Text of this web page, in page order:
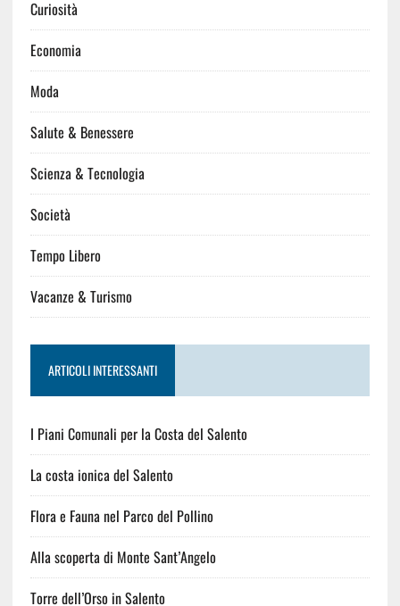
Curiosità
Economia
Moda
Salute & Benessere
Scienza & Tecnologia
Società
Tempo Libero
Vacanze & Turismo
ARTICOLI INTERESSANTI
I Piani Comunali per la Costa del Salento
La costa ionica del Salento
Flora e Fauna nel Parco del Pollino
Alla scoperta di Monte Sant’Angelo
Torre dell’Orso in Salento